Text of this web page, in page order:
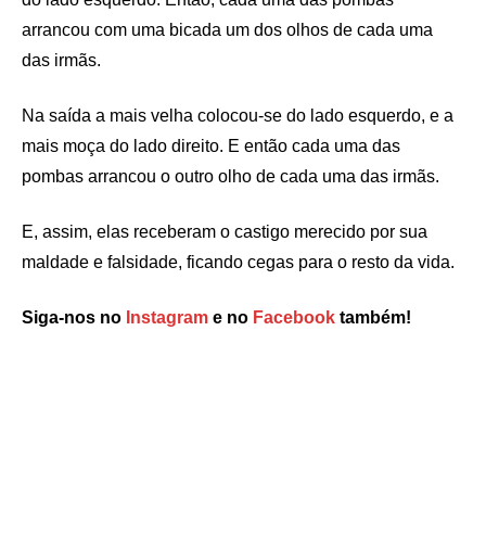
arrancou com uma bicada um dos olhos de cada uma
das irmãs.
Na saída a mais velha colocou-se do lado esquerdo, e a
mais moça do lado direito. E então cada uma das
pombas arrancou o outro olho de cada uma das irmãs.
E, assim, elas receberam o castigo merecido por sua
maldade e falsidade, ficando cegas para o resto da vida.
Siga-nos no Instagram e no Facebook também!